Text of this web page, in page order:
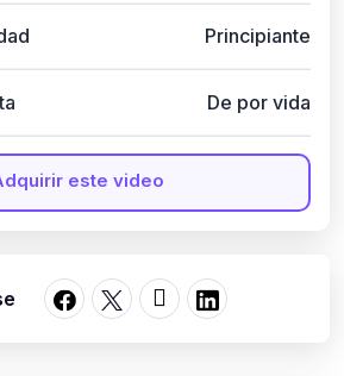
Principiante
De por vida
este video